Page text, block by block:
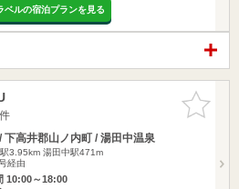
ベルの宿泊プランを見る
お気に入
りに追加
下高井郡山ノ内町 / 湯田中温泉
3.95km 湯田中駅471m
経由
10:00～18:00